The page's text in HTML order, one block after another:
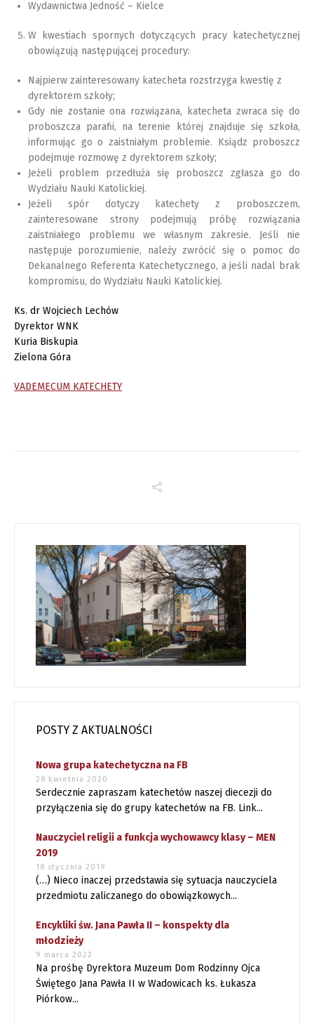
Wydawnictwa Jedność – Kielce
W kwestiach spornych dotyczących pracy katechetycznej
obowiązują następującej procedury:
Najpierw zainteresowany katecheta rozstrzyga kwestię z
dyrektorem szkoły;
Gdy nie zostanie ona rozwiązana, katecheta zwraca się do
proboszcza parafii, na terenie której znajduje się szkoła,
informując go o zaistniałym problemie. Ksiądz proboszcz
podejmuje rozmowę z dyrektorem szkoły;
Jeżeli problem przedłuża się proboszcz zgłasza go do
Wydziału Nauki Katolickiej.
Jeżeli spór dotyczy katechety z proboszczem,
zainteresowane strony podejmują próbę rozwiązania
zaistniałego problemu we własnym zakresie. Jeśli nie
następuje porozumienie, należy zwrócić się o pomoc do
Dekanalnego Referenta Katechetycznego, a jeśli nadal brak
kompromisu, do Wydziału Nauki Katolickiej.
Ks. dr Wojciech Lechów
Dyrektor WNK
Kuria Biskupia
Zielona Góra
VADEMECUM KATECHETY
POSTY Z AKTUALNOŚCI
Nowa grupa katechetyczna na FB
28 kwietnia 2020
Serdecznie zapraszam katechetów naszej diecezji do
przyłączenia się do grupy katechetów na FB. Link...
Nauczyciel religii a funkcja wychowawcy klasy – MEN
2019
18 stycznia 2019
(…) Nieco inaczej przedstawia się sytuacja nauczyciela
przedmiotu zaliczanego do obowiązkowych...
Encykliki św. Jana Pawła II – konspekty dla
młodzieży
9 marca 2022
Na prośbę Dyrektora Muzeum Dom Rodzinny Ojca
Świętego Jana Pawła II w Wadowicach ks. Łukasza
Piórkow...